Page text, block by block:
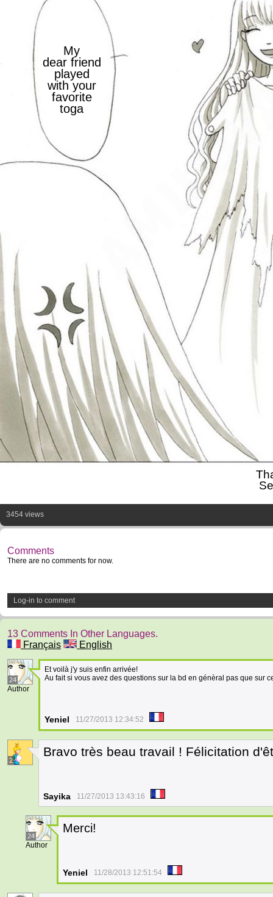
My
dear friend
played
with your
favorite
toga
3454 views
Comments
There are no comments for now.
Log-in to comment
13 Comments In Other Languages.
Français
English
24
Author
Et voilà j'y suis enfin arrivée!
Au fait si vous avez des questions sur la bd en génèral pas que sur
Yeniel 11/27/2013 12:34:52
2
Bravo très beau travail ! Félicitation
Sayika 11/27/2013 13:43:16
24
Author
Merci!
Yeniel 11/28/2013 12:51:54